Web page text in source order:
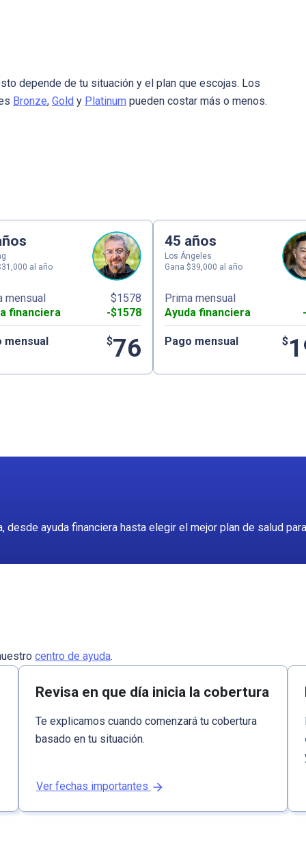
depende de tu situación y el plan que escojas. Los
Bronze, Gold y Platinum pueden costar más o menos.
al año
mensual
$1578
financiera
-$1578
mensual $76
45 años
Los Ángeles
Gana $39,000 al año
Prima mensual
Ayuda financiera
Pago mensual $
desde ayuda financiera hasta elegir el mejor plan de salud
centro de ayuda.
Revisa en que día inicia la cobertura
Te explicamos cuando comenzará tu cobertura
basado en tu situación.
Ver fechas importantes